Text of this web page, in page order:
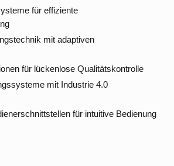
für effiziente
mit adaptiven
für lückenlose Qualitätskontrolle
mit Industrie 4.0
für intuitive Bedienung